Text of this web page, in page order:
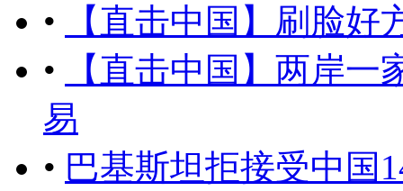
•
【直击中国】刷脸
•
【直击中国】两岸
易
• 巴基斯坦拒接受中国